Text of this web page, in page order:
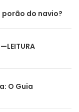
porão do navio?
O Guia